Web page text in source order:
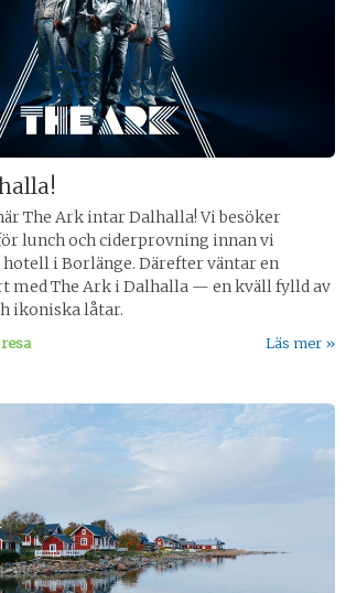
The Ark intar Dalhalla! Vi besöker
lunch och ciderprovning innan vi
i Borlänge. Därefter väntar en
med The Ark i Dalhalla — en kväll fylld av
ikoniska låtar.
Läs mer